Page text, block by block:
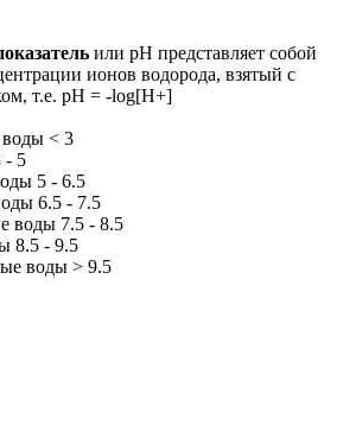
или рН представляет собой
ионов водорода, взятый с
т.е. pH = -log[H+]
< 3
- 5
5 - 6.5
6.5 - 7.5
воды 7.5 - 8.5
8.5 - 9.5
воды > 9.5